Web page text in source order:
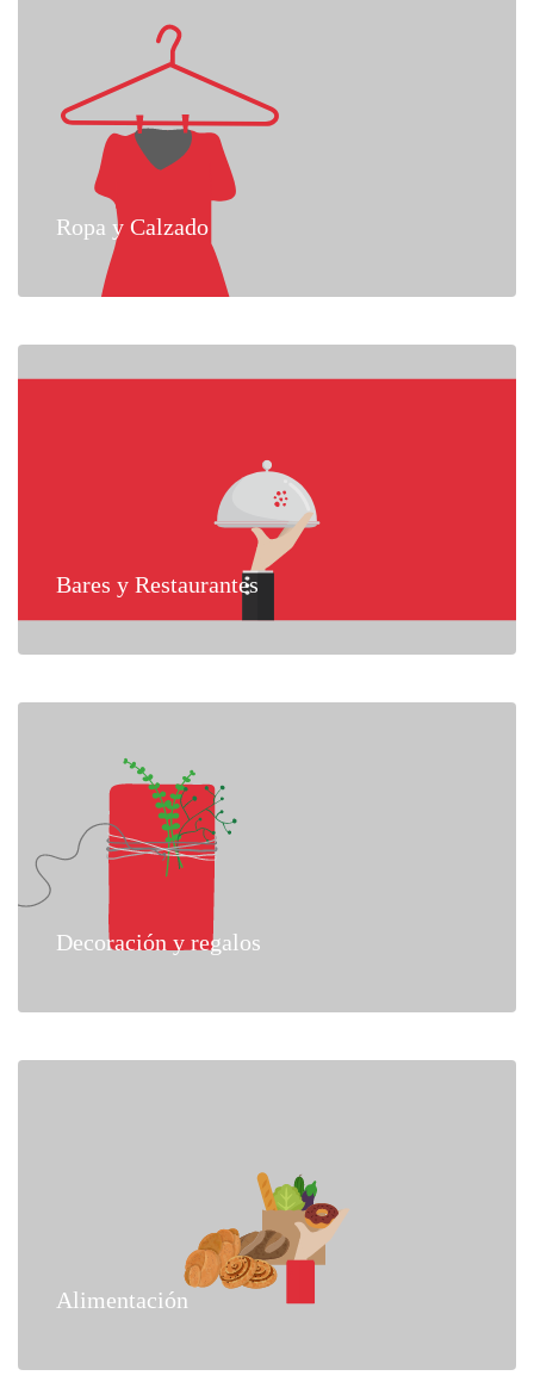
Ropa y Calzado
Bares y Restaurantes
Decoración y regalos
Alimentación